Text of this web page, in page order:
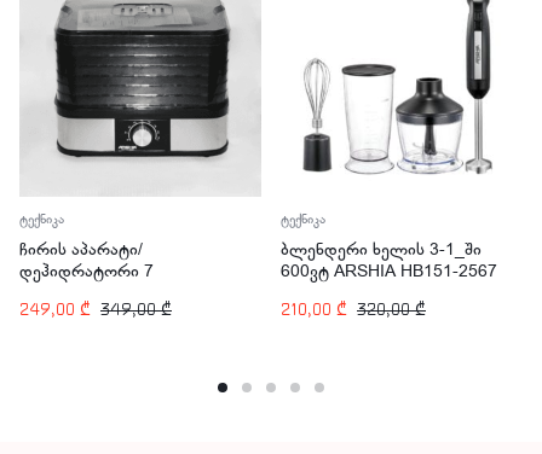
ტექნიკა
ჩირის აპარატი/
დეჰიდრატორი 7
FD110-2830
249,00 ₾ 349,00₾
ტექნიკა
ბლენდერი ხელის 3-1_ში
600ვტ ARSHIA HB151-2567
210,00 ₾ 320,00₾